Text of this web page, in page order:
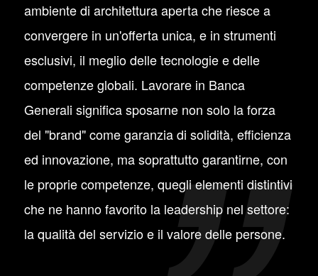
ambiente di architettura aperta che riesce a
convergere in un'offerta unica, e in strumenti
esclusivi, il meglio delle tecnologie e delle
competenze globali. Lavorare in Banca
Generali significa sposarne non solo la forza
del "brand" come garanzia di solidità, efficienza
ed innovazione, ma soprattutto garantirne, con
le proprie competenze, quegli elementi distintivi
che ne hanno favorito la leadership nel settore:
la qualità del servizio e il valore delle persone.